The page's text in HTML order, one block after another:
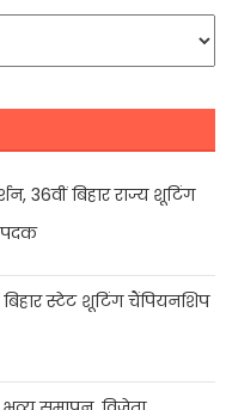
36वीं बिहार राज्य शूटिंग
पदक
बिहार स्टेट शूटिंग चैंपियनशिप